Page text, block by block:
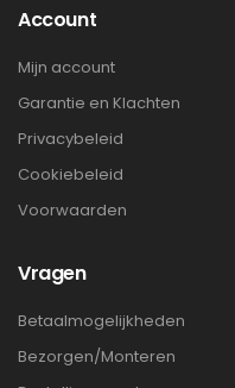
Account
Mijn account
Garantie en Klachten
Privacybeleid
Cookiebeleid
Voorwaarden
Vragen
Betaalmogelijkheden
Bezorgen/Monteren